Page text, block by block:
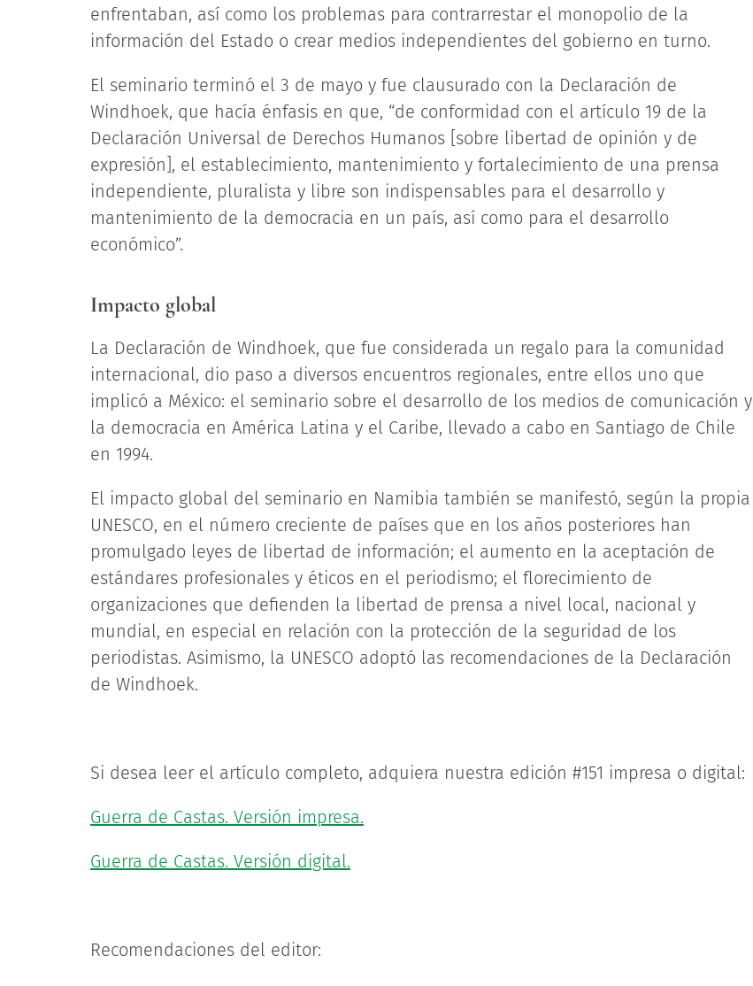
enfrentaban, así como los problemas para contrarrestar el monopolio de la
información del Estado o crear medios independientes del gobierno en turno.
El seminario terminó el 3 de mayo y fue clausurado con la Declaración de
Windhoek, que hacía énfasis en que, “de conformidad con el artículo 19 de la
Declaración Universal de Derechos Humanos [sobre libertad de opinión y de
expresión], el establecimiento, mantenimiento y fortalecimiento de una prensa
independiente, pluralista y libre son indispensables para el desarrollo y
mantenimiento de la democracia en un país, así como para el desarrollo
económico”.
Impacto global
La Declaración de Windhoek, que fue considerada un regalo para la comunidad
internacional, dio paso a diversos encuentros regionales, entre ellos uno que
implicó a México: el seminario sobre el desarrollo de los medios de comunicación y
la democracia en América Latina y el Caribe, llevado a cabo en Santiago de Chile
en 1994.
El impacto global del seminario en Namibia también se manifestó, según la propia
UNESCO, en el número creciente de países que en los años posteriores han
promulgado leyes de libertad de información; el aumento en la aceptación de
estándares profesionales y éticos en el periodismo; el florecimiento de
organizaciones que defienden la libertad de prensa a nivel local, nacional y
mundial, en especial en relación con la protección de la seguridad de los
periodistas. Asimismo, la UNESCO adoptó las recomendaciones de la Declaración
de Windhoek.
Si desea leer el artículo completo, adquiera nuestra edición #151 impresa o digital:
Guerra de Castas. Versión impresa.
Guerra de Castas. Versión digital.
Recomendaciones del editor: